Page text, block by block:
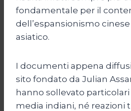
fondamentale per il
dell’espansionismo
asiatico.
I documenti appena
sito fondato da Julian
hanno sollevato
media indiani, né reazioni